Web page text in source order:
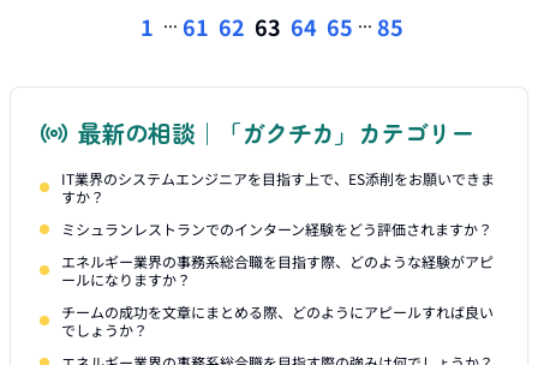
1 ... 61 62 63 64 65 ... 85
最新の相談｜「ガクチカ」カテゴリー
IT業界のシステムエンジニアを目指す上で、ES添削をお願いできま
すか？
ミシュランレストランでのインターン経験をどう評価されますか？
エネルギー業界の事務系総合職を目指す際、どのような経験がアピ
ールになりますか？
チームの成功を文章にまとめる際、どのようにアピールすれば良い
でしょうか？